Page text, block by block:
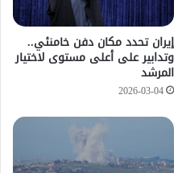
إيران تحدد مكان دفن خامنئي..
وتدابير على أعلى مستوى لاختيار
المرشد
2026-03-04